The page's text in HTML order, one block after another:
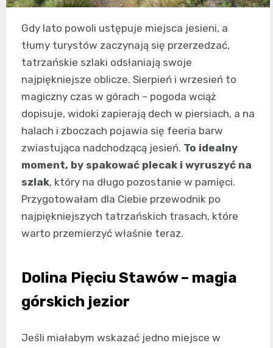
Gdy lato powoli ustępuje miejsca jesieni, a
tłumy turystów zaczynają się przerzedzać,
tatrzańskie szlaki odsłaniają swoje
najpiękniejsze oblicze. Sierpień i wrzesień to
magiczny czas w górach – pogoda wciąż
dopisuje, widoki zapierają dech w piersiach, a na
halach i zboczach pojawia się feeria barw
zwiastująca nadchodzącą jesień. To idealny
moment, by spakować plecak i wyruszyć na
szlak, który na długo pozostanie w pamięci.
Przygotowałam dla Ciebie przewodnik po
najpiękniejszych tatrzańskich trasach, które
warto przemierzyć właśnie teraz.
Dolina Pięciu Stawów – magia
górskich jezior
Jeśli miałabym wskazać jedno miejsce w